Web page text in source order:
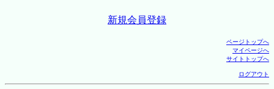
新規会員登録
ページトップへ
マイページへ
サイトトップへ
ログアウト